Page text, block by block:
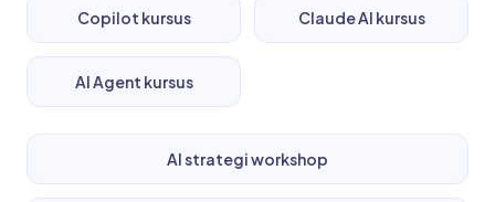
Copilot kursus Claude AI kursus
AI Agent kursus
AI strategi workshop